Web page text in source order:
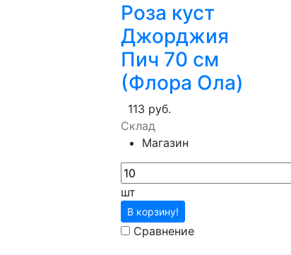
Роза куст
Джорджия
Пич 70 см
(Флора Ола)
113 руб.
Склад
Магазин
шт
В корзину!
Сравнение